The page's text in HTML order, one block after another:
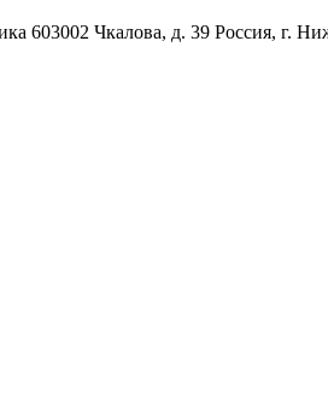
603002 Чкалова, д. 39 Россия, г.